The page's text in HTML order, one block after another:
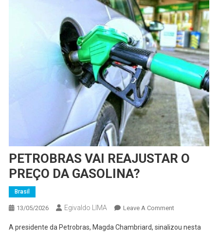
PETROBRAS VAI REAJUSTAR O
PREÇO DA GASOLINA?
Brasil
13/05/2026 Egivaldo LIMA Leave A CommentOn
VAI
A presidente da Petrobras, Magda Chambriard, sinalizou nesta